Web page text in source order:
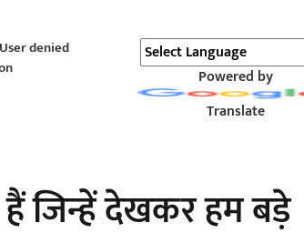
denied
Powered by
Translate
हैं जिन्हें देखकर हम बड़े